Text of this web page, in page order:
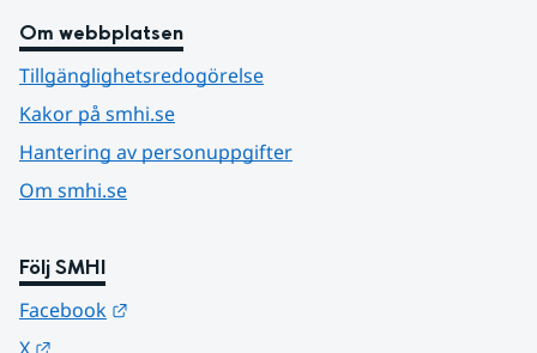
Om webbplatsen
Tillgänglighetsredogörelse
Kakor på smhi.se
Hantering av personuppgifter
Om smhi.se
Följ SMHI
Facebook